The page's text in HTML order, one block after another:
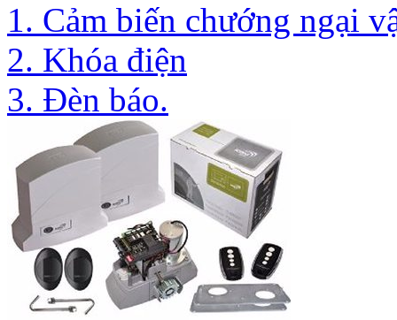
1. Cảm biến chướng ngại
2. Khóa điện
3. Đèn báo.